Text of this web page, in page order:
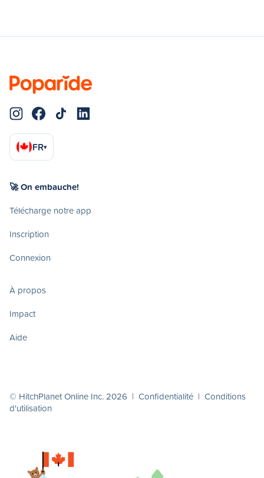
FR▾
🚀 On embauche!
Télécharge notre app
Inscription
Connexion
À propos
Impact
Aide
© HitchPlanet Online Inc. 2026 | Confidentialité | Conditions
d'utilisation